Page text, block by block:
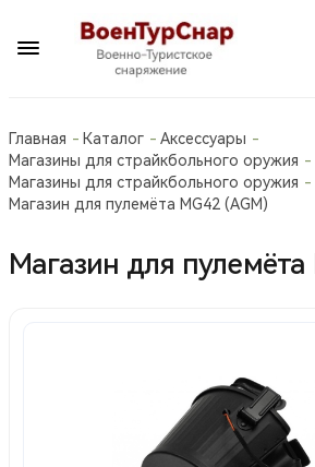
Главная Каталог
Аксессуары
Магазины для страйкбольного оружия
Магазины для страйкбольного оружия
Магазин для пулемёта MG42 (AGM)
Магазин для пулемёта